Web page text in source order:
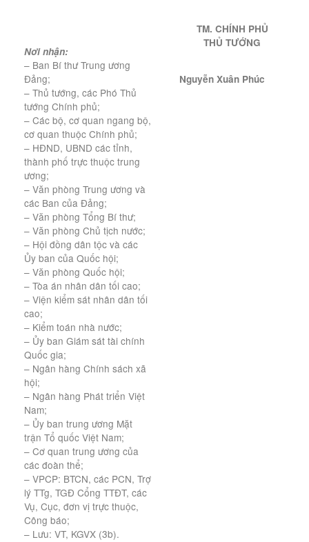
Nơi nhận:
– Ban Bí thư Trung ương
Đảng;
– Thủ tướng, các Phó Thủ
tướng Chính phủ;
– Các bộ, cơ quan ngang bộ,
cơ quan thuộc Chính phủ;
– HĐND, UBND các tỉnh,
thành phố trực thuộc trung
ương;
– Văn phòng Trung ương và
các Ban của Đảng;
– Văn phòng Tổng Bí thư;
– Văn phòng Chủ tịch nước;
– Hội đồng dân tộc và các
Ủy ban của Quốc hội;
– Văn phòng Quốc hội;
– Tòa án nhân dân tối cao;
– Viện kiểm sát nhân dân tối
cao;
– Kiểm toán nhà nước;
– Ủy ban Giám sát tài chính
Quốc gia;
– Ngân hàng Chính sách xã
hội;
– Ngân hàng Phát triển Việt
Nam;
– Ủy ban trung ương Mặt
trận Tổ quốc Việt Nam;
– Cơ quan trung ương của
các đoàn thể;
– VPCP: BTCN, các PCN, Trợ
lý TTg, TGĐ Cổng TTĐT, các
Vụ, Cục, đơn vị trực thuộc,
Công báo;
– Lưu: VT, KGVX (3b).
TM. CHÍNH PHỦ
THỦ TƯỚNG
Nguyễn Xuân Phúc